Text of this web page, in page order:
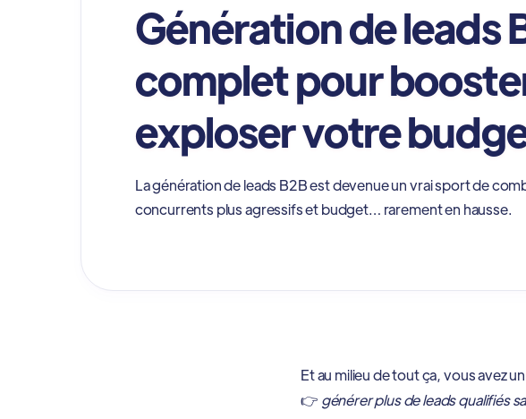
Génération de leads
complet pour
exploser votre
La génération de leads B2B est devenue un vrai sport de
concurrents plus agressifs et budget… rarement en hausse.
Et au milieu de tout ça, vous avez
👉 générer plus de leads qualifiés